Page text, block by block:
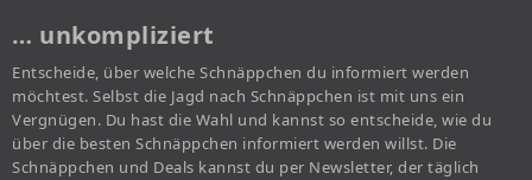
… unkompliziert
Entscheide, über welche Schnäppchen du informiert werden
möchtest. Selbst die Jagd nach Schnäppchen ist mit uns ein
Vergnügen. Du hast die Wahl und kannst so entscheide, wie du
über die besten Schnäppchen informiert werden willst. Die
Schnäppchen und Deals kannst du per Newsletter, der täglich